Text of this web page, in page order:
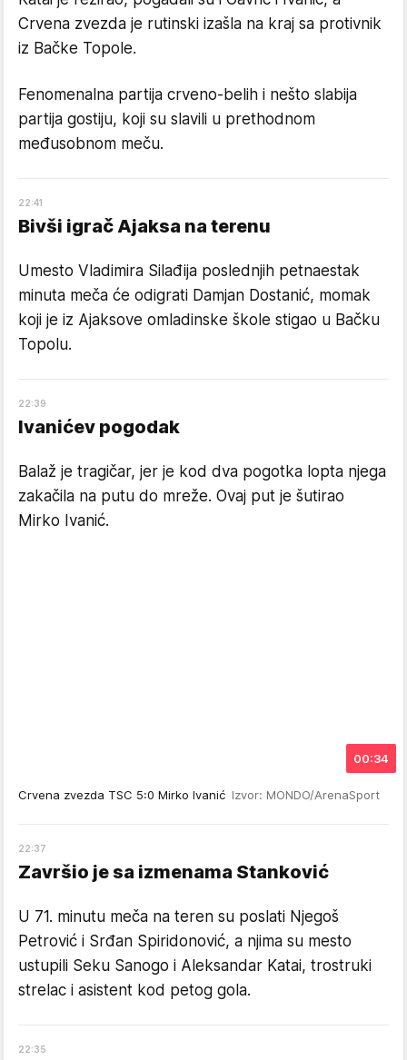
Crvena zvezda je rutinski izašla na kraj sa protivnik
iz Bačke Topole.
Fenomenalna partija crveno-belih i nešto slabija
partija gostiju, koji su slavili u prethodnom
međusobnom meču.
22:41
Bivši igrač Ajaksa na terenu
Umesto Vladimira Silađija poslednjih petnaestak
minuta meča će odigrati Damjan Dostanić, momak
koji je iz Ajaksove omladinske škole stigao u Bačku
Topolu.
22:39
Ivanićev pogodak
Balaž je tragičar, jer je kod dva pogotka lopta njega
zakačila na putu do mreže. Ovaj put je šutirao
Mirko Ivanić.
00:34
Crvena zvezda TSC 5:0 Mirko Ivanić Izvor: MONDO/ArenaSport
22:37
Završio je sa izmenama Stanković
U 71. minutu meča na teren su poslati Njegoš
Petrović i Srđan Spiridonović, a njima su mesto
ustupili Seku Sanogo i Aleksandar Katai, trostruki
strelac i asistent kod petog gola.
22:35